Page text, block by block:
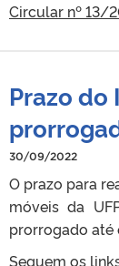
Circular nº 13/
Prazo do
30/09/2022
O prazo para
móveis da
prorrogado
Seguem os